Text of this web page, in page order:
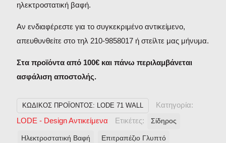
ηλεκτροστατική βαφή.
Αν ενδιαφέρεστε για το συγκεκριμένο αντικείμενο,
απευθυνθείτε στο τηλ 210-9858017 ή στείλτε μας μήνυμα.
Στα προϊόντα από 100€ και πάνω περιλαμβάνεται
ασφάλιση αποστολής.
ΚΩΔΙΚΌΣ ΠΡΟΪΌΝΤΟΣ: LODE 71 WALL
Κατηγορία:
LODE - Design Aντικείμενα
Ετικέτες: Σίδηρος
Ηλεκτροστατική Βαφή Επιτραπέζιο Γλυπτό